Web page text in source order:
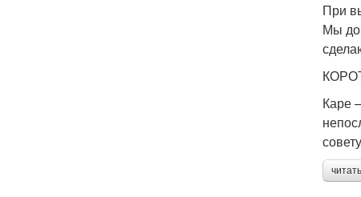
При
Мы
Каре